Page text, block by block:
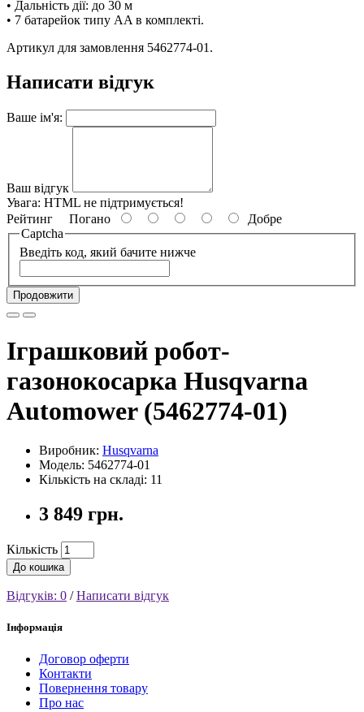
• Дальність дії: до 30 м
• 7 батарейок типу AA в комплекті.
Артикул для замовлення 5462774-01.
Написати відгук
Ваше ім'я:
Ваш відгук
Увага: HTML не підтримується!
Рейтинг Погано
Добре
Captcha
Введіть код, який бачите нижче
Продовжити
Іграшковий робот-
газонокосарка Husqvarna
Automower (5462774-01)
Виробник: Husqvarna
Модель: 5462774-01
Кількість на складі: 11
3 849 грн.
Кількість
До кошика
Відгуків: 0 /Написати відгук
Інформація
Договор оферти
Контакти
Повернення товару
Про нас